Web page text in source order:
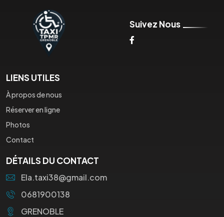
Suivez Nous
LIENS UTILES
À propos de nous
Réserver en ligne
Photos
Contact
DÉTAILS DU CONTACT
Ela.taxi38@gmail.com
0681900138
GRENOBLE